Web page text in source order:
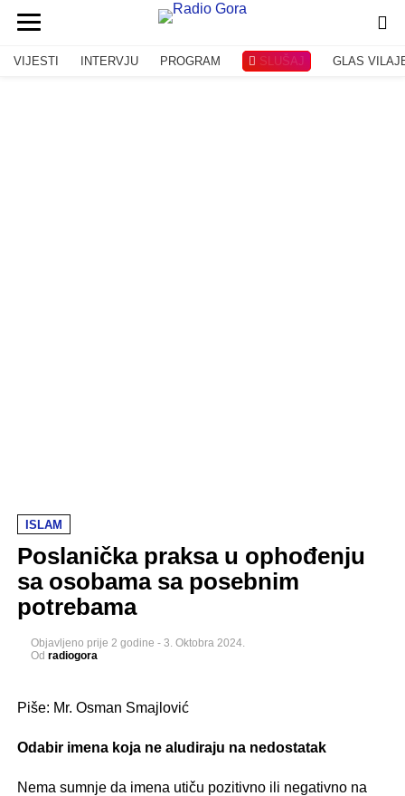
VIJESTI INTERVJU PROGRAM SLUŠAJ GLAS
ISLAM
Poslanička praksa u ophođenju
sa osobama sa posebnim
potrebama
Objavljeno prije 2 godine - 3. Oktobra 2024.
Od radiogora
Piše: Mr. Osman Smajlović
Odabir imena koja ne aludiraju na nedostatak
Nema sumnje da imena utiču pozitivno ili negativno na